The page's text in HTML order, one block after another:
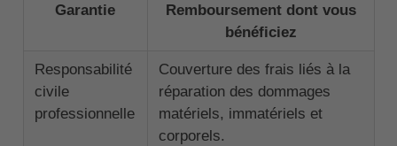
Garantie
Remboursement dont vous
bénéficiez
Responsabilité
civile
professionnelle
Couverture des frais liés à la
réparation des dommages
matériels, immatériels et
corporels.